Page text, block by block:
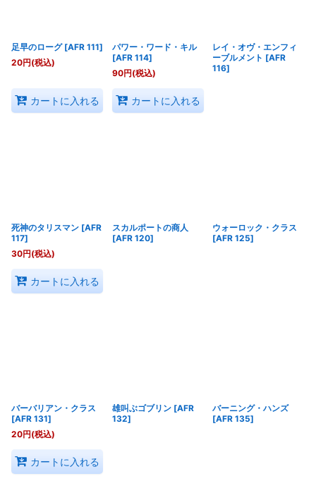
足早のローグ [AFR 111]
20円(税込)
カートに入れる
パワー・ワード・キル
[AFR 114]
90円(税込)
カートに入れる
レイ・オヴ・エンフィ
ーブルメント [AFR
116]
死神のタリスマン [AFR
117]
30円(税込)
カートに入れる
スカルポートの商人
[AFR 120]
ウォーロック・クラス
[AFR 125]
バーバリアン・クラス
[AFR 131]
20円(税込)
カートに入れる
雄叫ぶゴブリン [AFR
132]
バーニング・ハンズ
[AFR 135]